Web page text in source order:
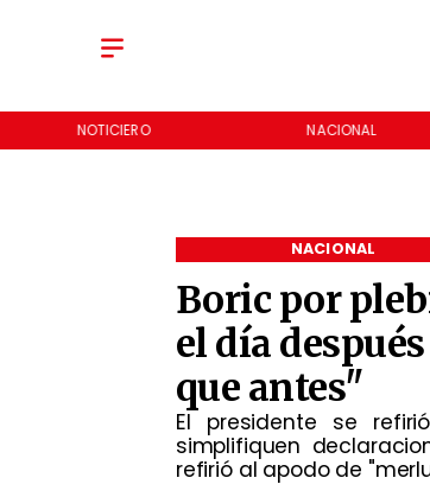
NOTICIERO NACIONAL
Boric por
el día
que antes"
El presidente se
simplifiquen
refirió al apodo de
NACIONAL